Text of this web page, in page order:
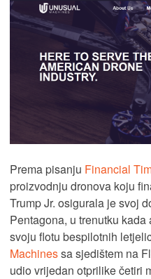
Prema pisanju Financial
proizvodnju dronova koju
Trump Jr. osigurala je svoj
Pentagona, u trenutku
svoju flotu bespilotnih
Machinessa sjedištem na
udio vrijedan otprilike četiri